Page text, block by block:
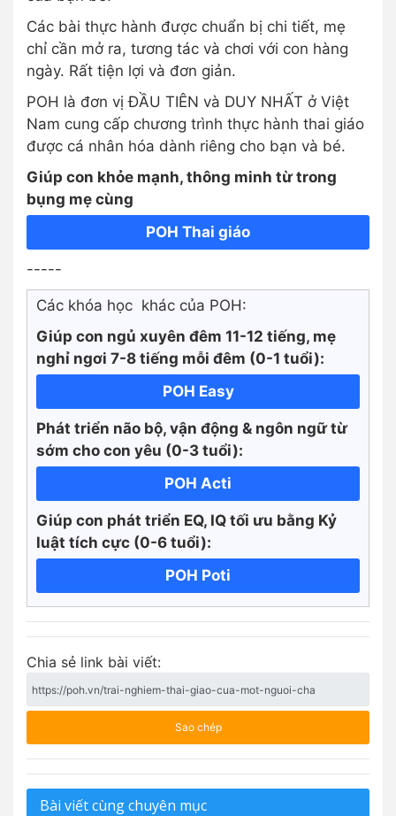
Các bài thực hành được chuẩn bị chi tiết, mẹ
chỉ cần mở ra, tương tác và chơi với con hàng
ngày. Rất tiện lợi và đơn giản.
POH là đơn vị ĐẦU TIÊN và DUY NHẤT ở Việt
Nam cung cấp chương trình thực hành thai giáo
được cá nhân hóa dành riêng cho bạn và bé.
Giúp con khỏe mạnh, thông minh từ trong
bụng mẹ cùng
POH Thai giáo
-----
Các khóa học khác của POH:
Giúp con ngủ xuyên đêm 11-12 tiếng, mẹ
nghỉ ngơi 7-8 tiếng mỗi đêm (0-1 tuổi):
POH Easy
Phát triển não bộ, vận động & ngôn ngữ từ
sớm cho con yêu (0-3 tuổi):
POH Acti
Giúp con phát triển EQ, IQ tối ưu bằng Kỷ
luật tích cực (0-6 tuổi):
POH Poti
Chia sẻ link bài viết:
Sao chép
Bài viết cùng chuyên mục